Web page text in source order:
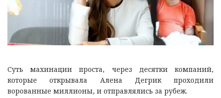
Суть махинации проста, через десятки компаний,
которые открывала Алена Дегрик проходили
ворованные миллионы, и отправлялись за рубеж.